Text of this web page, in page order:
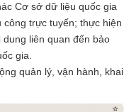
Cơ sở dữ liệu quốc gia
công trực tuyến; thực hiện
liên quan đến bảo
gia.
quản lý, vận hành, khai